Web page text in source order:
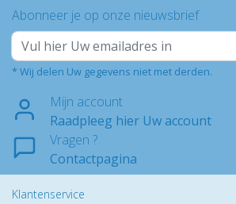
Abonneer je op onze nieuwsbrief
* Wij delen Uw gegevens niet met derden.
Mijn account
Raadpleeg hier Uw account
Vragen ?
Contactpagina
Klantenservice